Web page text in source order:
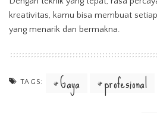
kreativitas, kamu bisa membuat
yang menarik dan bermakna.
TAGS: Gaya profesional